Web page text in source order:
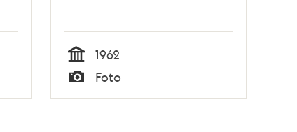
Tid
1962
Typ
Foto